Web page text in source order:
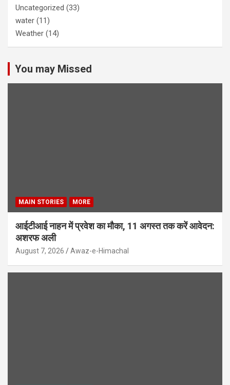
Uncategorized (33)
water (11)
Weather (14)
You may Missed
MAIN STORIES MORE
आईटीआई नाहन में प्रवेश का मौका, 11 अगस्त तक करें आवेदन:
अशरफ अली
August 7, 2026 Awaz-e-Himachal